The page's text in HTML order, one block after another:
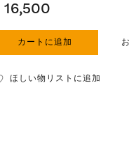
16,500
カートに追加
ほしい物リストに追加